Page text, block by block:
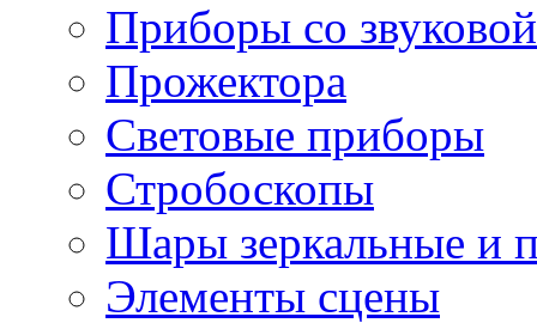
Приборы со
Прожектора
Световые приборы
Стробоскопы
Шары зеркальные и
Элементы сцены